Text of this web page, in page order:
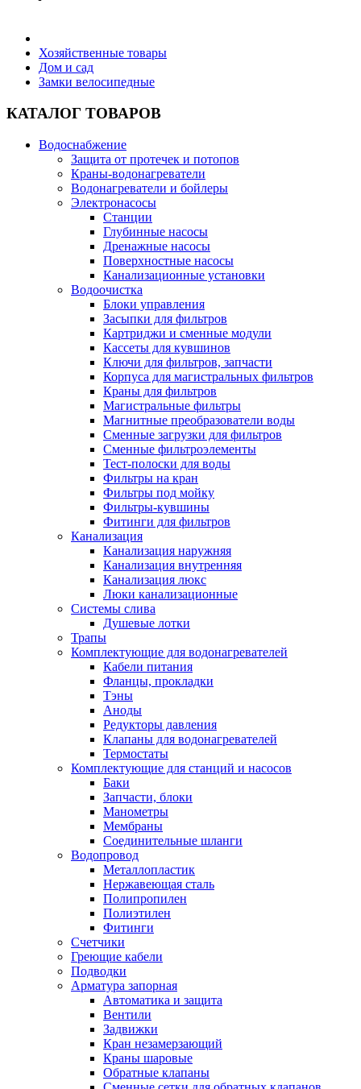
Строительные товары
Все для бани
Полезные статьи
Новости и Акции
Оплата и доставка
Сервис-центр
Адреса Сервис-центров
Обмен и возврат товара
Вакансии
Хозяйственные товары
Дом и сад
Замки велосипедные
КАТАЛОГ ТОВАРОВ
Водоснабжение
Защита от протечек и потопов
Краны-водонагреватели
Водонагреватели и бойлеры
Электронасосы
Станции
Глубинные насосы
Дренажные насосы
Поверхностные насосы
Канализационные установки
Водоочистка
Блоки управления
Засыпки для фильтров
Картриджи и сменные модули
Кассеты для кувшинов
Ключи для фильтров, запчасти
Корпуса для магистральных фильтров
Краны для фильтров
Магистральные фильтры
Магнитные преобразователи воды
Сменные загрузки для фильтров
Сменные фильтроэлементы
Тест-полоски для воды
Фильтры на кран
Фильтры под мойку
Фильтры-кувшины
Фитинги для фильтров
Канализация
Канализация наружняя
Канализация внутренняя
Канализация люкс
Люки канализационные
Системы слива
Душевые лотки
Трапы
Комплектующие для водонагревателей
Кабели питания
Фланцы, прокладки
Тэны
Аноды
Редукторы давления
Клапаны для водонагревателей
Термостаты
Комплектующие для станций и насосов
Баки
Запчасти, блоки
Манометры
Мембраны
Соединительные шланги
Водопровод
Металлопластик
Нержавеющая сталь
Полипропилен
Полиэтилен
Фитинги
Счетчики
Греющие кабели
Подводки
Арматура запорная
Автоматика и защита
Вентили
Задвижки
Кран незамерзающий
Краны шаровые
Обратные клапаны